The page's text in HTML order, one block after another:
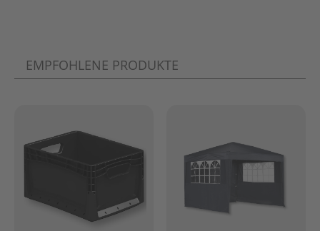
EMPFOHLENE PRODUKTE